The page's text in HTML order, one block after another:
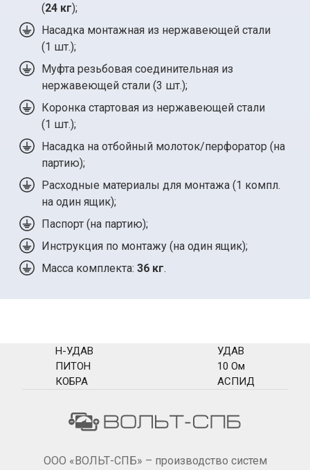
(24 кг);
Насадка монтажная из нержавеющей стали
(1 шт.);
Муфта резьбовая соединительная из
нержавеющей стали (3 шт.);
Коронка стартовая из нержавеющей стали
(1 шт.);
Насадка на отбойный молоток/перфоратор (на
партию);
Расходные материалы для монтажа (1 компл.
на один ящик);
Паспорт (на партию);
Инструкция по монтажу (на один ящик);
Масса комплекта: 36 кг.
Н-УДАВ
ПИТОН
КОБРА
УДАВ
10 Ом
АСПИД
ООО «ВОЛЬТ-СПБ» – производство систем